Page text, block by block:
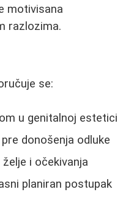
motivisana
razlozima.
se:
u genitalnoj estetici
donošenja odluke
i očekivanja
planiran postupak